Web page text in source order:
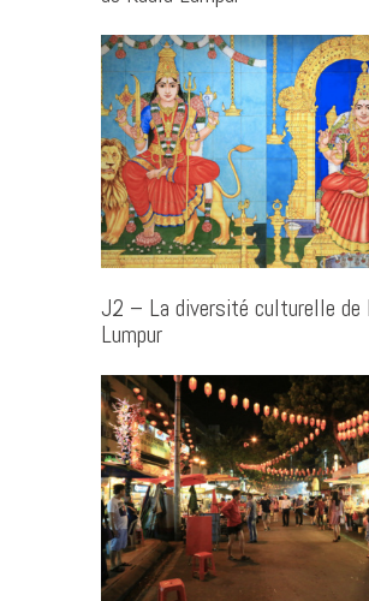
J2 – La diversité culturelle de
Lumpur